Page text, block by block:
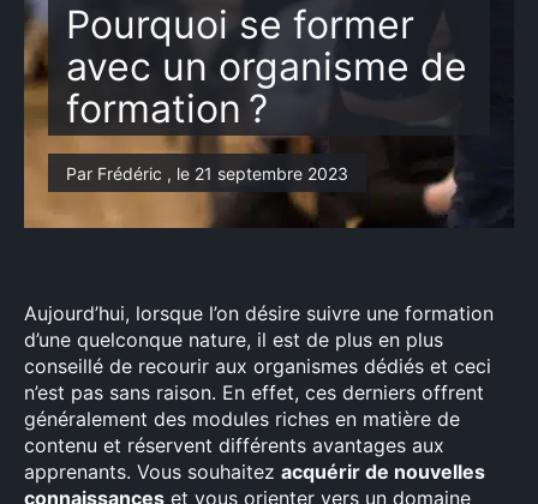
Pourquoi se former
avec un organisme de
formation ?
Par Frédéric , le 21 septembre 2023
Aujourd’hui, lorsque l’on désire suivre une formation
d’une quelconque nature, il est de plus en plus
conseillé de recourir aux organismes dédiés et ceci
n’est pas sans raison. En effet, ces derniers offrent
généralement des modules riches en matière de
contenu et réservent différents avantages aux
apprenants. Vous souhaitez acquérir de nouvelles
connaissances et vous orienter vers un domaine